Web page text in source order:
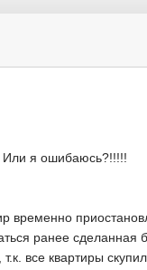
Или я ошибаюсь?!!!!!
временно
ранее сделанная
все квартиры